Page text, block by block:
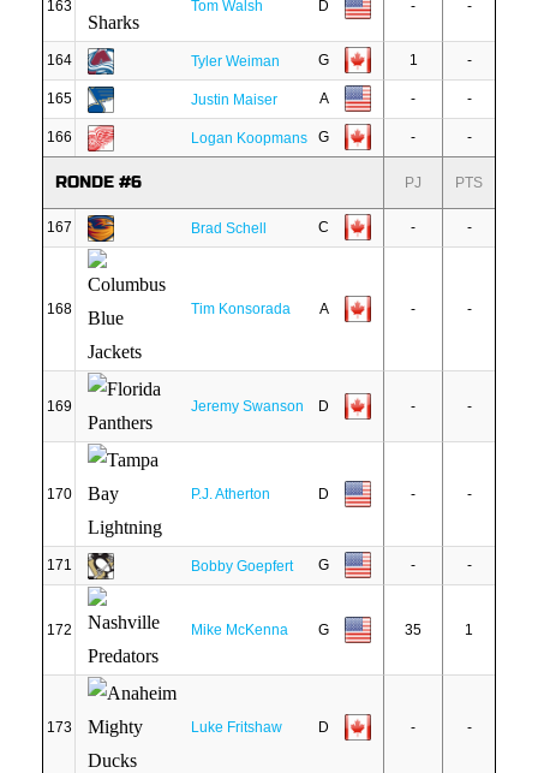
163 Tom Walsh D - -
164 Tyler Weiman G 1 -
165 Justin Maiser A - -
166 Logan Koopmans G - -
RONDE #6 PJ PTS
167 Brad Schell C - -
168 Tim Konsorada A - -
169 Jeremy Swanson D - -
170 P.J. Atherton D - -
171 Bobby Goepfert G - -
172 Mike McKenna G 35 1
173 Luke Fritshaw D - -